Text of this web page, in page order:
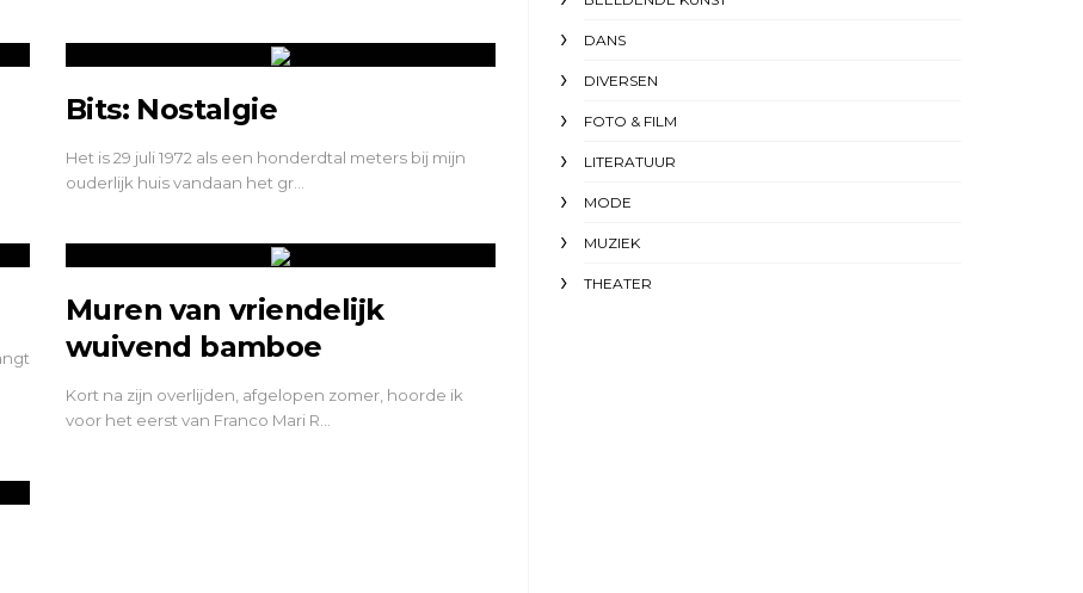
Bits: Nostalgie
Het is 29 juli 1972 als een honderdtal meters bij mijn
ouderlijk huis vandaan het gr…
Muren van vriendelijk
wuivend bamboe
Kort na zijn overlijden, afgelopen zomer, hoorde ik
voor het eerst van Franco Mari R…
DANS
DIVERSEN
FOTO & FILM
LITERATUUR
MODE
MUZIEK
THEATER